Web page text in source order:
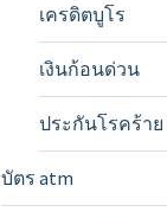
เครดิตบูโร
เงินก้อนด่วน
ประกันโรคร้าย
บัตร atm